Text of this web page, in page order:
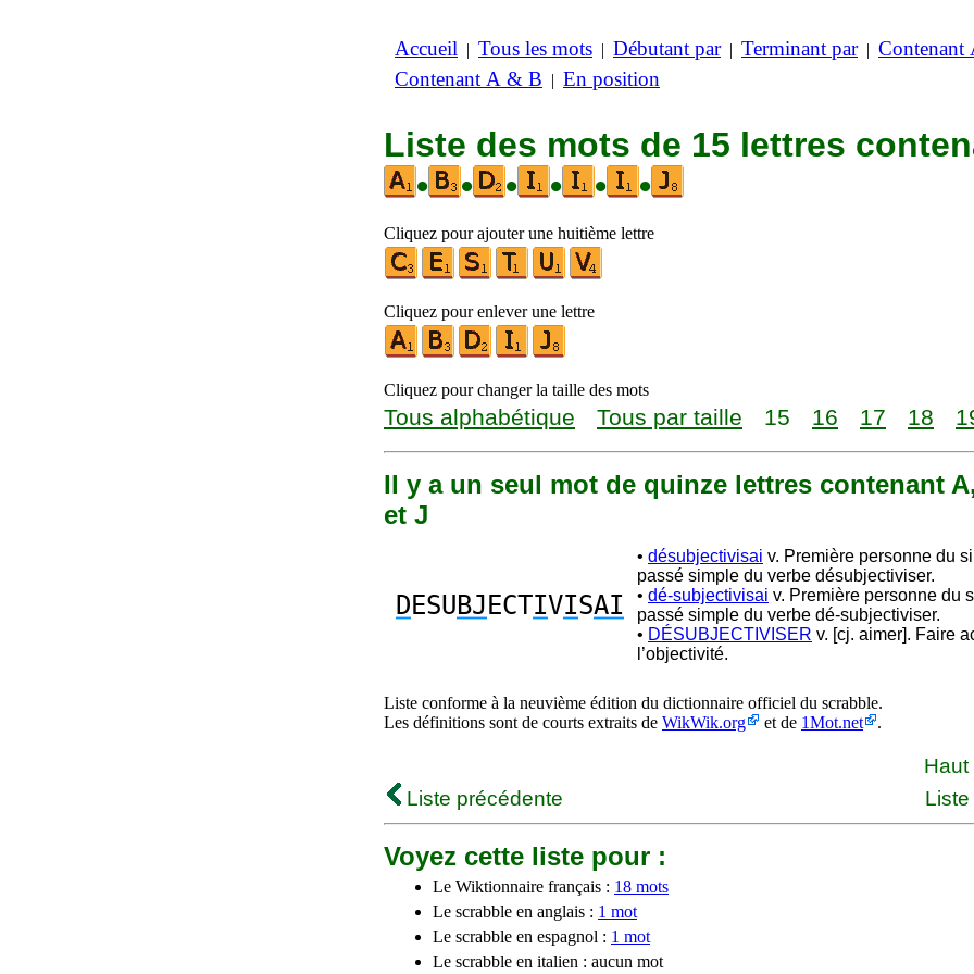
Accueil | Tous les mots | Débutant par| Terminant par| Contenant
Contenant A & B | En position
Liste des mots de 15 lettres
•
• • • • •
Cliquez pour ajouter une huitième lettre
Cliquez pour enlever une lettre
Cliquez pour changer la taille des mots
Tous alphabétique Tous par taille 15 16 17 18
Il y a un seul mot de quinze lettres contenant
et J
DESUBJ ECTIVISAI
• désubjectivisai v. Première personne du
passé simple du verbe désubjectiviser.
• dé-subjectivisai v. Première personne du
passé simple du verbe dé-subjectiviser.
• DÉSUBJECTIVISER v. [cj. aimer]. Faire
l’objectivité.
Liste conforme à la neuvième édition du dictionnaire officiel du scrabble.
Les définitions sont de courts extraits de WikWik.org et de 1Mot.net .
Haut
Liste précédente
Voyez cette liste pour :
Le Wiktionnaire français : 18 mots
Le scrabble en anglais : 1 mot
Le scrabble en espagnol : 1 mot
Le scrabble en italien : aucun mot